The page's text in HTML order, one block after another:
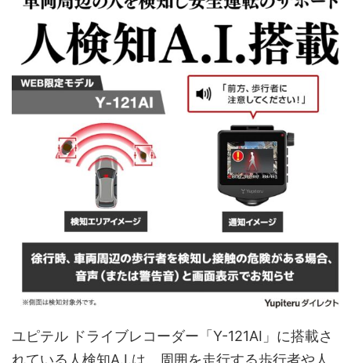
ユピテル ドライブレコーダー「Y-121AI」に搭載さ
れている人検知A.I.は、周囲を走行する歩行者や人